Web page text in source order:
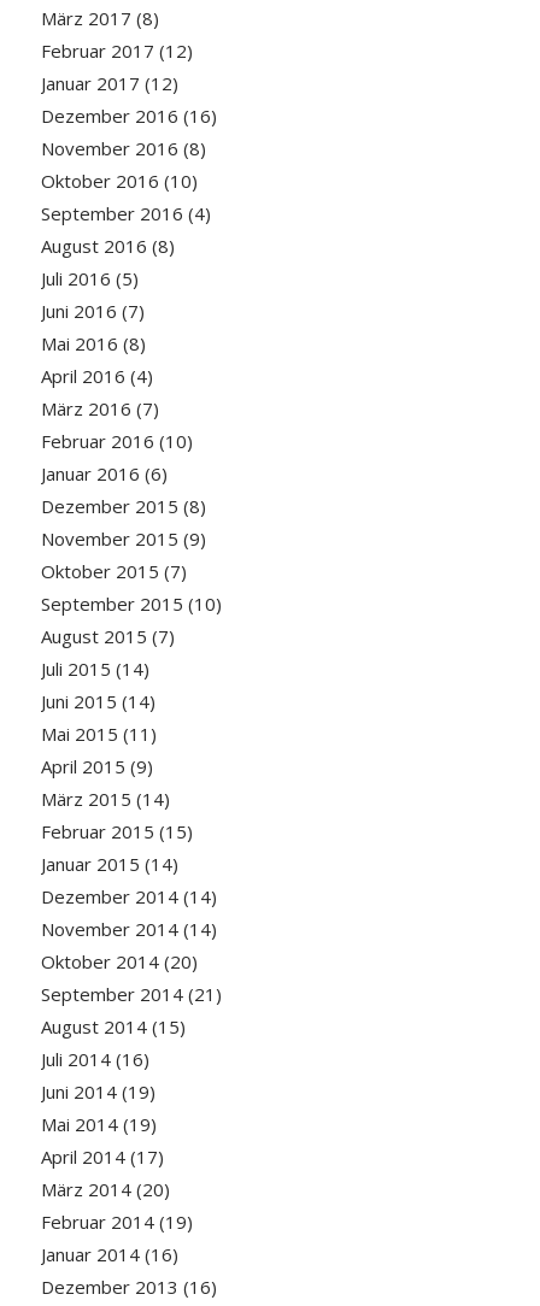
März 2017 (8)
Februar 2017 (12)
Januar 2017 (12)
Dezember 2016 (16)
November 2016 (8)
Oktober 2016 (10)
September 2016 (4)
August 2016 (8)
Juli 2016 (5)
Juni 2016 (7)
Mai 2016 (8)
April 2016 (4)
März 2016 (7)
Februar 2016 (10)
Januar 2016 (6)
Dezember 2015 (8)
November 2015 (9)
Oktober 2015 (7)
September 2015 (10)
August 2015 (7)
Juli 2015 (14)
Juni 2015 (14)
Mai 2015 (11)
April 2015 (9)
März 2015 (14)
Februar 2015 (15)
Januar 2015 (14)
Dezember 2014(14)
November 2014(14)
Oktober 2014(20)
September 2014(21)
August 2014(15)
Juli 2014(16)
Juni 2014(19)
Mai 2014(19)
April 2014(17)
März 2014(20)
Februar 2014(19)
Januar 2014(16)
Dezember 2013 (16)